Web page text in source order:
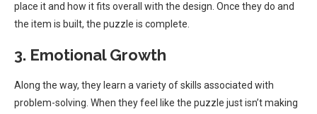
place it and how it fits overall with the design. Once they do and
the item is built, the puzzle is complete.
3. Emotional Growth
Along the way, they learn a variety of skills associated with
problem-solving. When they feel like the puzzle just isn’t making